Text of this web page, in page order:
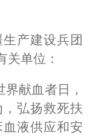
产建设兵团
关单位：
界献血者日，
弘扬救死扶
液供应和安